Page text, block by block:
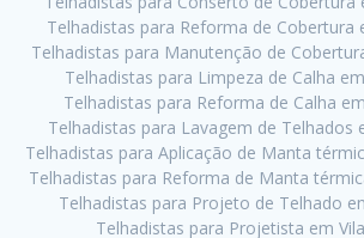
Telhadistas para Reforma de Cobertura
Telhadistas para Manutenção de
Telhadistas para Limpeza de Calha
Telhadistas para Reforma de Calha
Telhadistas para Lavagem de Telhados
Telhadistas para Aplicação de Manta
Telhadistas para Reforma de Manta
Telhadistas para Projeto de Telhado
Telhadistas para Projetista em